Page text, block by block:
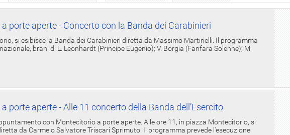
porte aperte - Concerto con la Banda dei Carabinieri
si esibisce la Banda dei Carabinieri diretta da Massimo Martinelli. Il programma
brani di L. Leonhardt (Principe Eugenio); V. Borgia (Fanfara Solenne); M.
porte aperte - Alle 11 concerto della Banda dell’Esercito
con Montecitorio a porte aperte. Alle ore 11, in piazza Montecitorio, si
da Carmelo Salvatore Triscari Sprimuto. Il programma prevede l'esecuzione